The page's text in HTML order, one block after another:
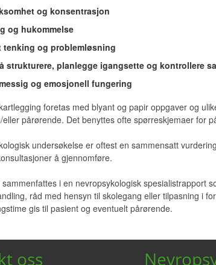
og konsentrasjon
og hukommelse
tenking og problemløsning
strukturere, planlegge igangsette og kontrollere
og emosjonell fungering
foretas med blyant og papir oppgaver og
pårørende. Det benyttes ofte spørreskjemaer for
undersøkelse er oftest en sammensatt
å gjennomføre.
i en nevropsykologisk spesialistrapport
råd med hensyn til skolegang eller tilpasning i
gis til pasient og eventuelt pårørende.
oss